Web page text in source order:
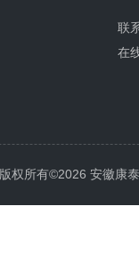
联
在
版权所有©2026 安徽康